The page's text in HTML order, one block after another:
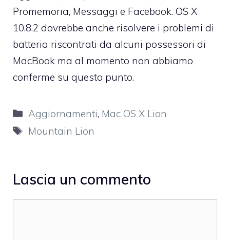
Promemoria, Messaggi e Facebook. OS X
10.8.2 dovrebbe anche risolvere i problemi di
batteria riscontrati da alcuni possessori di
MacBook ma al momento non abbiamo
conferme su questo punto.
Categorie
Aggiornamenti, Mac OS X Lion
Tag
Mountain Lion
Lascia un commento